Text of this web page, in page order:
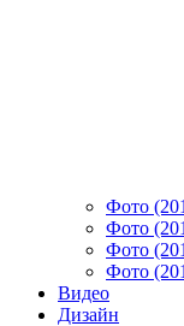
Фото
Фото
Фото
Фото
Видео
Дизайн